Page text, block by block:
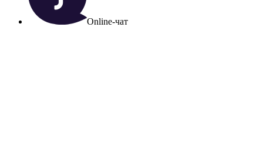
Online-чат